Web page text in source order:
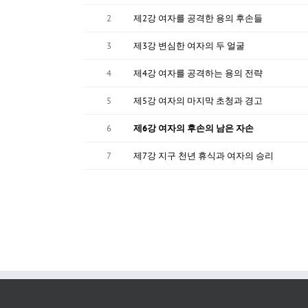
2 제2강 여자를 공격한 용의 후손들
3 제3강 변심한 여자의 두 얼굴
4 제4강 여자를 공격하는 용의 전략
5 제5강 여자의 마지막 초청과 경고
6 제6강 여자의 후손의 남은 자손
7 제7강 지구 천년 휴식과 여자의 승리